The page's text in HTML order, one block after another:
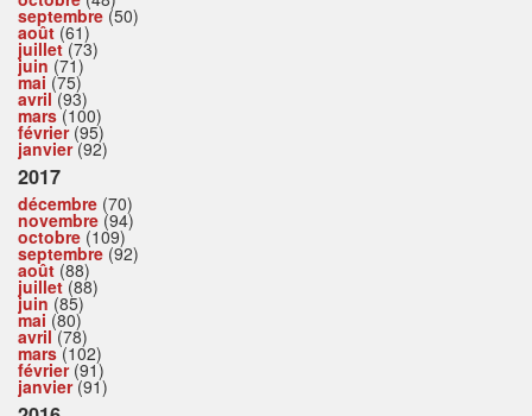
septembre (50)
août (61)
juillet(73)
juin (71)
mai (75)
avril(93)
mars(100)
février(95)
janvier(92)
2017
décembre (70)
novembre (94)
octobre (109)
septembre (92)
août (88)
juillet(88)
juin (85)
mai (80)
avril(78)
mars(102)
février(91)
janvier(91)